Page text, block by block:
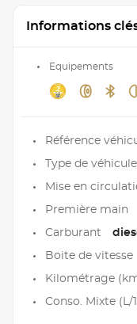
Informations
Equipements
Référence
Type de véhicule
Mise en
Première main
Carburant
Boite de vitesse
Kilométrage
Conso. Mixte (L/